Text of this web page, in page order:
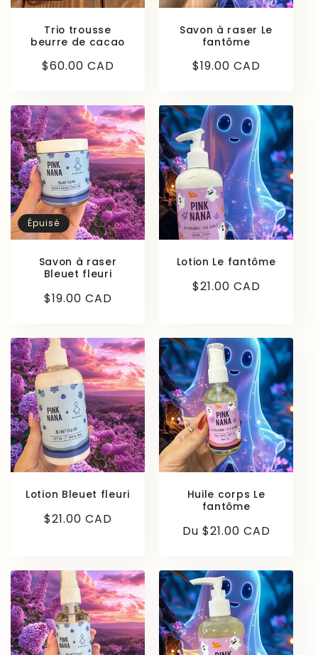
Trio trousse
beurre de cacao
Prix
$60.00 CAD
Savon à raser Le
fantôme
Prix
$19.00 CAD
Épuisé
Savon à raser
Bleuet fleuri
Prix
$19.00 CAD
Lotion Le fantôme
Prix
$21.00 CAD
Lotion Bleuet fleuri
Prix
$21.00 CAD
Huile corps Le
fantôme
Prix
Du $21.00 CAD